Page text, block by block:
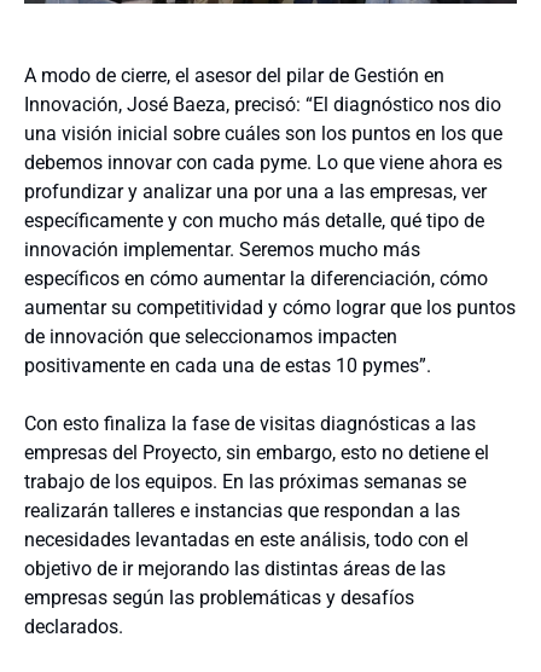
A modo de cierre, el asesor del pilar de Gestión en
Innovación, José Baeza, precisó: “El diagnóstico nos dio
una visión inicial sobre cuáles son los puntos en los que
debemos innovar con cada pyme. Lo que viene ahora es
profundizar y analizar una por una a las empresas, ver
específicamente y con mucho más detalle, qué tipo de
innovación implementar. Seremos mucho más
específicos en cómo aumentar la diferenciación, cómo
aumentar su competitividad y cómo lograr que los puntos
de innovación que seleccionamos impacten
positivamente en cada una de estas 10 pymes”.
Con esto finaliza la fase de visitas diagnósticas a las
empresas del Proyecto, sin embargo, esto no detiene el
trabajo de los equipos. En las próximas semanas se
realizarán talleres e instancias que respondan a las
necesidades levantadas en este análisis, todo con el
objetivo de ir mejorando las distintas áreas de las
empresas según las problemáticas y desafíos
declarados.